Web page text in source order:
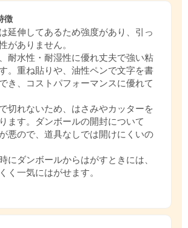
徴
延伸してあるため強度があり、引っ
がありません。
耐水性・耐湿性に優れ丈夫で強い粘
。重ね貼りや、油性ペンで文字を書
き、コストパフォーマンスに優れて
切れないため、はさみやカッターを
ます。ダンボールの開封について
悪ので、道具なしでは開けにくいの
にダンボールからはがすときには、
く一気にはがせます。